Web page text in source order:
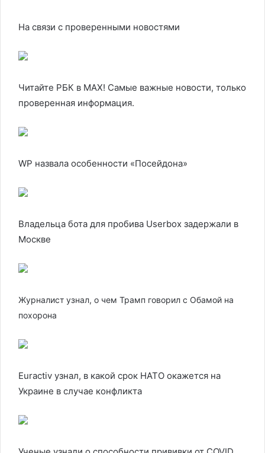
На связи с проверенными новостями
Читайте РБК в MAX! Самые важные новости, только
проверенная информация.
WP назвала особенности «Посейдона»
Владельца бота для пробива Userbox задержали в
Москве
Журналист узнал, о чем Трамп говорил с Обамой на
похорона
Euractiv узнал, в какой срок НАТО окажется на
Украине в случае конфликта